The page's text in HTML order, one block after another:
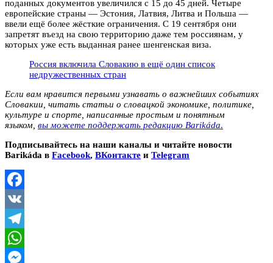
поданных документов увеличился с 15 до 45 дней. Четыре
европейские страны — Эстония, Латвия, Литва и Польша —
ввели ещё более жёсткие ограничения. С 19 сентября они
запретят въезд на свою территорию даже тем россиянам, у
которых уже есть выданная ранее шенгенская виза.
Россия включила Словакию в ещё один список
недружественных стран
Если вам нравится первыми узнавать о важнейших событиях
Словакии, читать статьи о словацкой экономике, политике,
культуре и спорте, написанные простым и понятным
языком, вы можете поддержать редакцию Barikáda.
Подписывайтесь на наши каналы и читайте новости
Barikáda в Facebook, ВКонтакте и Telegram
Facebook
VK
Telegram
WhatsApp